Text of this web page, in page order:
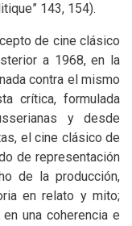
143, 154).
de cine clásico
a 1968, en la
contra el mismo
crítica, formulada
y desde
el cine clásico de
de representación
de la producción,
en relato y mito;
una coherencia e